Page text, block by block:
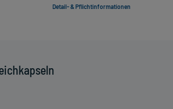
Detail- & Pflichtinformationen